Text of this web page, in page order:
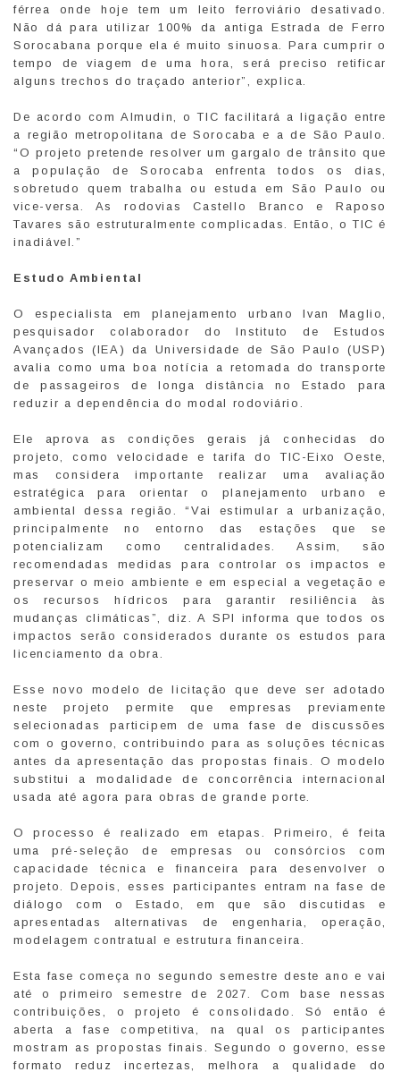
férrea onde hoje tem um leito ferroviário desativado.
Não dá para utilizar 100% da antiga Estrada de Ferro
Sorocabana porque ela é muito sinuosa. Para cumprir o
tempo de viagem de uma hora, será preciso retificar
alguns trechos do traçado anterior”, explica.
De acordo com Almudin, o TIC facilitará a ligação entre
a região metropolitana de Sorocaba e a de São Paulo.
“O projeto pretende resolver um gargalo de trânsito que
a população de Sorocaba enfrenta todos os dias,
sobretudo quem trabalha ou estuda em São Paulo ou
vice-versa. As rodovias Castello Branco e Raposo
Tavares são estruturalmente complicadas. Então, o TIC é
inadiável.”
Estudo Ambiental
O especialista em planejamento urbano Ivan Maglio,
pesquisador colaborador do Instituto de Estudos
Avançados (IEA) da Universidade de São Paulo (USP)
avalia como uma boa notícia a retomada do transporte
de passageiros de longa distância no Estado para
reduzir a dependência do modal rodoviário.
Ele aprova as condições gerais já conhecidas do
projeto, como velocidade e tarifa do TIC-Eixo Oeste,
mas considera importante realizar uma avaliação
estratégica para orientar o planejamento urbano e
ambiental dessa região. “Vai estimular a urbanização,
principalmente no entorno das estações que se
potencializam como centralidades. Assim, são
recomendadas medidas para controlar os impactos e
preservar o meio ambiente e em especial a vegetação e
os recursos hídricos para garantir resiliência às
mudanças climáticas”, diz. A SPI informa que todos os
impactos serão considerados durante os estudos para
licenciamento da obra.
Esse novo modelo de licitação que deve ser adotado
neste projeto permite que empresas previamente
selecionadas participem de uma fase de discussões
com o governo, contribuindo para as soluções técnicas
antes da apresentação das propostas finais. O modelo
substitui a modalidade de concorrência internacional
usada até agora para obras de grande porte.
O processo é realizado em etapas. Primeiro, é feita
uma pré-seleção de empresas ou consórcios com
capacidade técnica e financeira para desenvolver o
projeto. Depois, esses participantes entram na fase de
diálogo com o Estado, em que são discutidas e
apresentadas alternativas de engenharia, operação,
modelagem contratual e estrutura financeira.
Esta fase começa no segundo semestre deste ano e vai
até o primeiro semestre de 2027. Com base nessas
contribuições, o projeto é consolidado. Só então é
aberta a fase competitiva, na qual os participantes
mostram as propostas finais. Segundo o governo, esse
formato reduz incertezas, melhora a qualidade do